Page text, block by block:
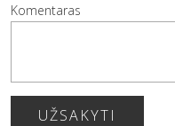
Komentaras
UŽSAKYTI